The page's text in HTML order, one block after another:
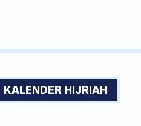
KALENDER HIJRIAH